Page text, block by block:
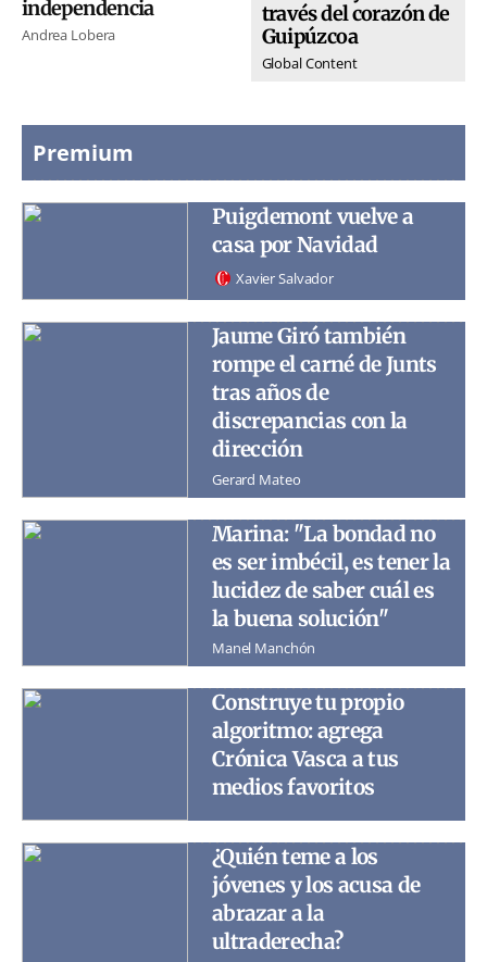
independencia
Andrea Lobera
través del corazón de
Guipúzcoa
Global Content
Premium
Puigdemont vuelve a
casa por Navidad
Xavier Salvador
Jaume Giró también
rompe el carné de Junts
tras años de
discrepancias con la
dirección
Gerard Mateo
Marina: "La bondad no
es ser imbécil, es tener la
lucidez de saber cuál es
la buena solución"
Manel Manchón
Construye tu propio
algoritmo: agrega
Crónica Vasca a tus
medios favoritos
¿Quién teme a los
jóvenes y los acusa de
abrazar a la
ultraderecha?